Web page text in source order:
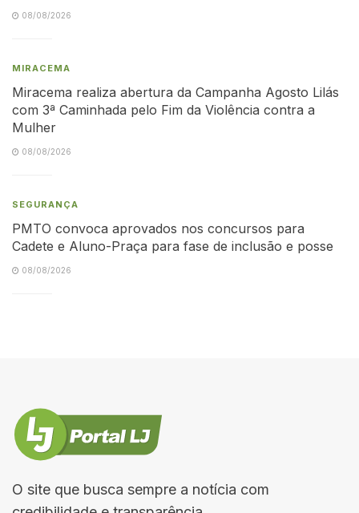
08/08/2026
MIRACEMA
Miracema realiza abertura da Campanha Agosto Lilás
com 3ª Caminhada pelo Fim da Violência contra a
Mulher
08/08/2026
SEGURANÇA
PMTO convoca aprovados nos concursos para
Cadete e Aluno-Praça para fase de inclusão e posse
08/08/2026
O site que busca sempre a notícia com